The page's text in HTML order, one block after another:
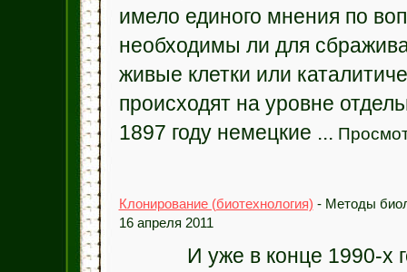
имело единого мнения по
необходимы ли для
живые клетки или
происходят на уровне
1897 году немецкие ...
Клонирование (биотехнология) - Методы
16 апреля 2011
И уже в конце 1990-х